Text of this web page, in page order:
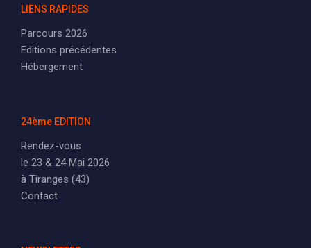
LIENS RAPIDES
Parcours 2026
Editions précédentes
Hébergement
24ème EDITION
Rendez-vous
le 23 & 24 Mai 2026
à Tiranges (43)
Contact